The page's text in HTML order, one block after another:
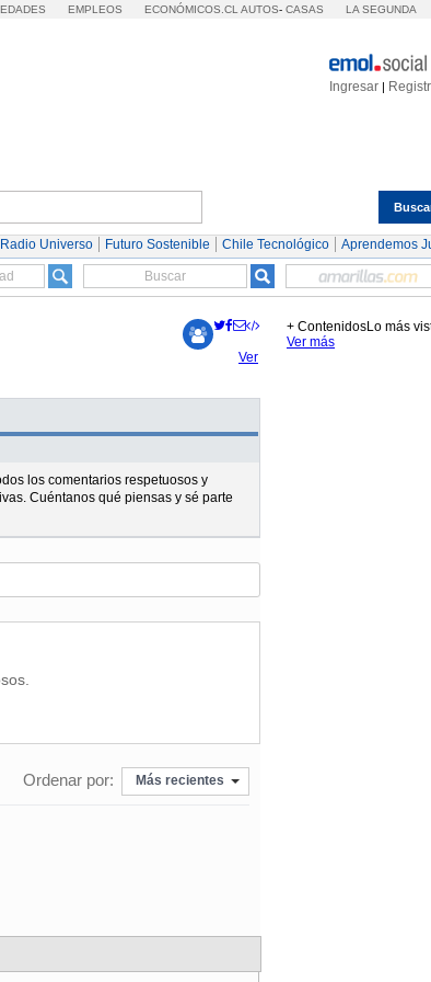
EMPLEOS ECONÓMICOS.CL AUTOS- CASAS LA SEGUNDA
Ingresar |
Radio Universo Futuro Sostenible Chile Tecnológico Aprendemos
los comentarios respetuosos y
Cuéntanos qué piensas y sé parte
Ordenar por: Más recientes
Ver
Lo más
+ Contenidos
Ver más